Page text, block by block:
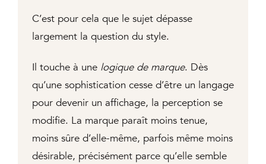
C’est pour cela que le sujet dépasse
largement la question du style.
Il touche à une logique de marque. Dès
qu’une sophistication cesse d’être un langage
pour devenir un affichage, la perception se
modifie. La marque paraît moins tenue,
moins sûre d’elle-même, parfois même moins
désirable, précisément parce qu’elle semble